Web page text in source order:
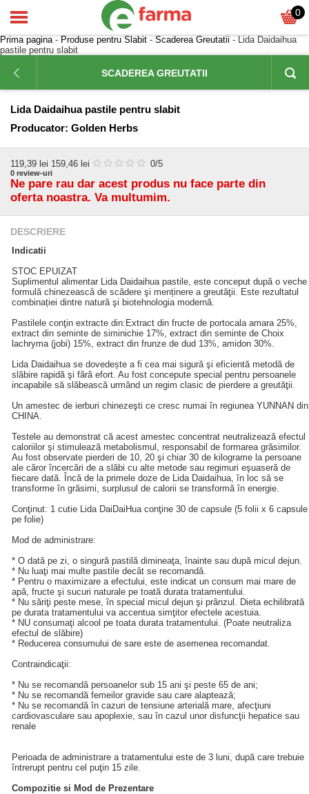
0
Prima pagina- Produse pentru Slabit - Scaderea Greutatii - Lida Daidaihua
pastile pentru slabit
SCADEREA GREUTATII
Lida Daidaihua pastile pentru slabit
Producator: Golden Herbs
119,39 lei 159,46 lei 0/5
0 review-uri
Ne pare rau dar acest produs nu face parte din
oferta noastra. Va multumim.
DESCRIERE
Indicatii
STOC EPUIZAT
Suplimentul alimentar Lida Daidaihua pastile, este conceput după o veche
formulă chinezească de scădere şi menținere a greutăţii. Este rezultatul
combinației dintre natură şi biotehnologia modernă.
Pastilele conţin extracte din:Extract din fructe de portocala amara 25%,
extract din seminte de siminichie 17%, extract din seminte de Choix
lachryma (jobi) 15%, extract din frunze de dud 13%, amidon 30%.
Lida Daidaihua se dovedește a fi cea mai sigură şi eficientă metodă de
slăbire rapidă şi fără efort. Au fost concepute special pentru persoanele
incapabile să slăbească urmând un regim clasic de pierdere a greutăţii.
Un amestec de ierburi chinezeşti ce cresc numai în regiunea YUNNAN din
CHINA.
Testele au demonstrat că acest amestec concentrat neutralizează efectul
caloriilor şi stimulează metabolismul, responsabil de formarea grăsimilor.
Au fost observate pierderi de 10, 20 şi chiar 30 de kilograme la persoane
ale căror încercări de a slăbi cu alte metode sau regimuri eşuaseră de
fiecare dată. Încă de la primele doze de Lida Daidaihua, în loc să se
transforme în grăsimi, surplusul de calorii se transformă în energie.
Conţinut: 1 cutie Lida DaiDaiHua conţine 30 de capsule (5 folii x 6 capsule
pe folie)
Mod de administrare:
* O dată pe zi, o singură pastilă dimineaţa, înainte sau după micul dejun.
* Nu luaţi mai multe pastile decât se recomandă.
* Pentru o maximizare a efectului, este indicat un consum mai mare de
apă, fructe şi sucuri naturale pe toată durata tratamentului.
* Nu săriţi peste mese, în special micul dejun şi prânzul. Dieta echilibrată
pe durata tratamentului va accentua simţitor efectele acestuia.
* NU consumaţi alcool pe toata durata tratamentului. (Poate neutraliza
efectul de slăbire)
* Reducerea consumului de sare este de asemenea recomandat.
Contraindicaţii:
* Nu se recomandă persoanelor sub 15 ani şi peste 65 de ani;
* Nu se recomandă femeilor gravide sau care alaptează;
* Nu se recomandă în cazuri de tensiune arterială mare, afecţiuni
cardiovasculare sau apoplexie, sau în cazul unor disfuncţii hepatice sau
renale
Perioada de administrare a tratamentului este de 3 luni, după care trebuie
întrerupt pentru cel puţin 15 zile.
Compozitie si Mod de Prezentare